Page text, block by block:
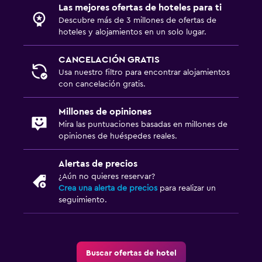
Plancha y tabla de planchar
Camas extralargas (+2 m)
Armario o clóset
Gimnasio
Estacionamiento y transporte
Las mejores ofertas de hoteles para ti
Descubre más de 3 millones de ofertas de
hoteles y alojamientos en un solo lugar.
CANCELACIÓN GRATIS
Usa nuestro filtro para encontrar alojamientos
con cancelación gratis.
Millones de opiniones
Mira las puntuaciones basadas en millones de
opiniones de huéspedes reales.
Alertas de precios
¿Aún no quieres reservar?
Crea una alerta de precios para realizar un
seguimiento.
Buscar ofertas de hotel